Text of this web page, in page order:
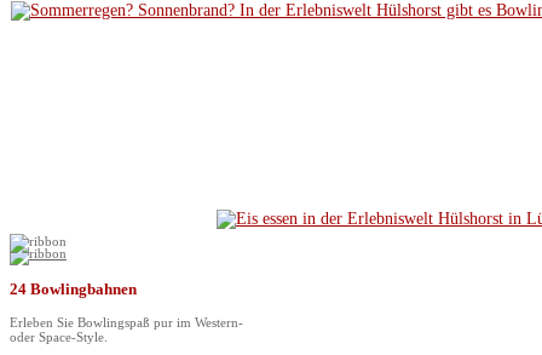
24 Bowlingbahnen
Erleben Sie Bowlingspaß pur im Western-
oder Space-Style.